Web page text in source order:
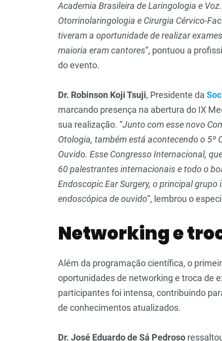
Academia Brasileira de Laringologia e
Otorrinolaringologia e Cirurgia Cérvico-
tiveram a oportunidade de realizar
maioria eram cantores“, pontuou a
do evento.
Dr. Robinson Koji Tsuji, Presidente da
marcando presença na abertura do IX
sua realização. “Junto com esse novo
Otologia, também está acontecendo o 5º
Ouvido. Esse Congresso Internacional,
60 palestrantes internacionais e todo o
Endoscopic Ear Surgery, o principal
endoscópica de ouvido“, lembrou o
Networking e
Além da programação científica, o
oportunidades de networking e troca de
participantes foi intensa, contribuindo
de conhecimentos atualizados.
Dr. José Eduardo de Sá Pedroso